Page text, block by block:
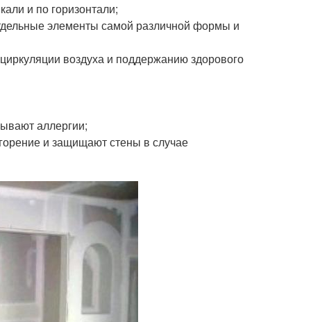
и по горизонтали;
элементы самой различной формы и
воздуха и поддержанию здорового
аллергии;
и защищают стены в случае